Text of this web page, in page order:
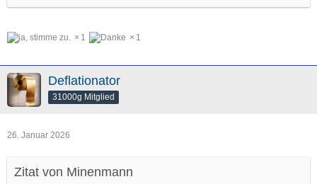
1 1
Deflationator
31000g Mitglied
26. Januar 2026
Zitat von Minenmann